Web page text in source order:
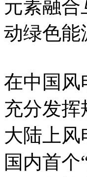
元素融
动绿色能
在中国风
充分发
大陆上
国内首个